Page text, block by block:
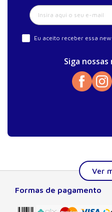
Eu aceito receber essa
Siga
Formas de pagamento